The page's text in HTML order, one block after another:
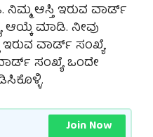
ಆಸ್ತಿ ಇರುವ ವಾರ್ಡ್
ಮಾಡಿ. ನೀವು
ಇರುವ ವಾರ್ಡ್ ಸಂಖ್ಯೆ
ಸಂಖ್ಯೆ ಒಂದೇ
Join Now